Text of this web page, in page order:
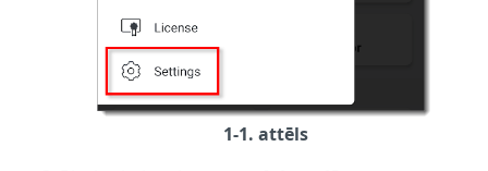
1-1. attēls